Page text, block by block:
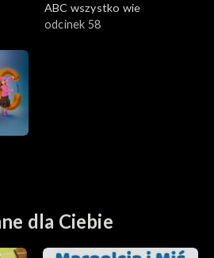
ABC wszystko wie
odcinek 58
dla Ciebie